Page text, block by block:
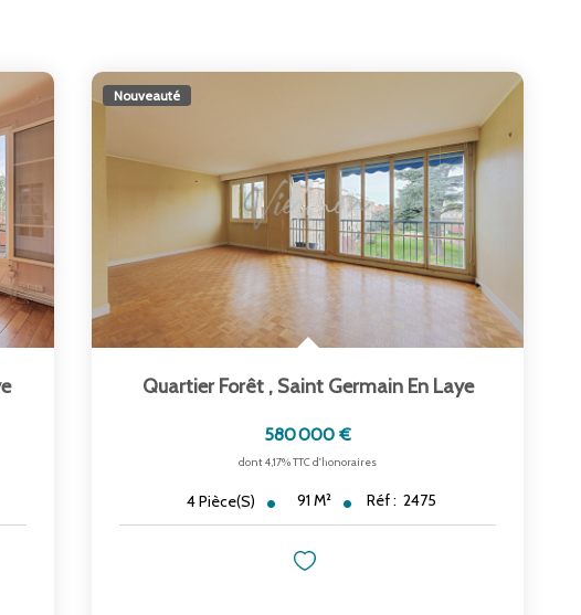
Nouveauté
Quartier Forêt , Saint Germain En Laye
580 000 €
dont 4,17% TTC d'honoraires
4Pièce(s) 91 M² Réf : 2475